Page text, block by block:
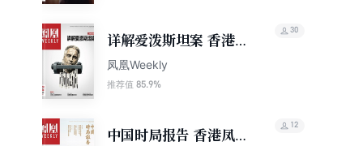
详解爱泼斯坦案 香港凤
凰周刊2026年第11期
凤凰Weekly
推荐值 85.9%
30
中国时局报告 香港凤凰
12